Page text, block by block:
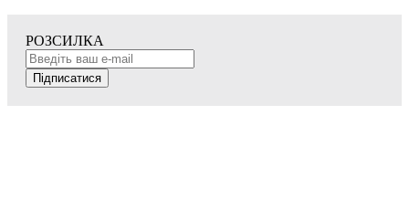
РОЗСИЛКА
Підписатися